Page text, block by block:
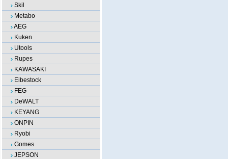
Skil
Metabo
AEG
Kuken
Utools
Rupes
KAWASAKI
Eibestock
FEG
DeWALT
KEYANG
ONPIN
Ryobi
Gomes
JEPSON